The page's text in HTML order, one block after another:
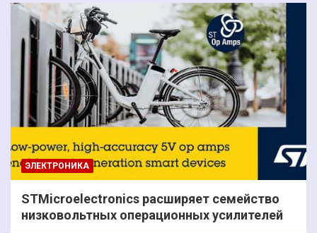
ЭЛЕКТРОНИКА
STMicroelectronics расширяет семейство
низковольтных операционных усилителей